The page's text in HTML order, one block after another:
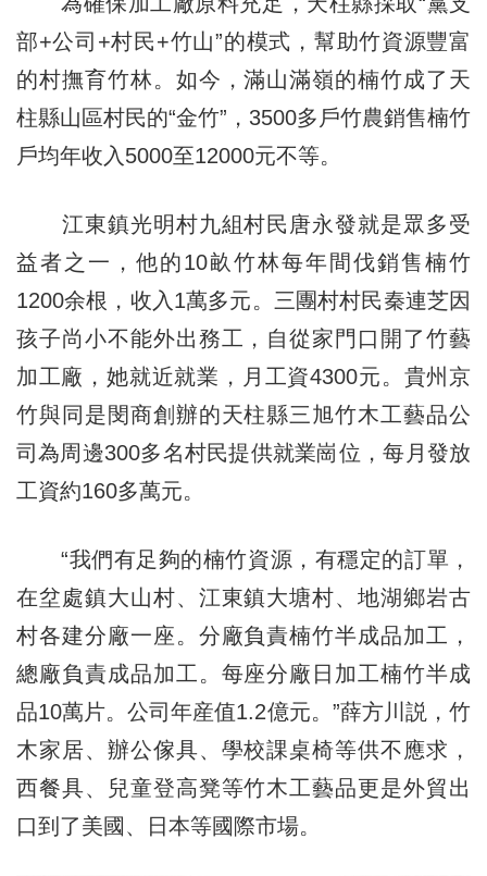
部+公司+村民+竹山”的模式，幫助竹資源豐富
的村撫育竹林。如今，滿山滿嶺的楠竹成了天
柱縣山區村民的“金竹”，3500多戶竹農銷售楠竹
戶均年收入5000至12000元不等。
江東鎮光明村九組村民唐永發就是眾多受
益者之一，他的10畝竹林每年間伐銷售楠竹
1200余根，收入1萬多元。三團村村民秦連芝因
孩子尚小不能外出務工，自從家門口開了竹藝
加工廠，她就近就業，月工資4300元。貴州京
竹與同是閔商創辦的天柱縣三旭竹木工藝品公
司為周邊300多名村民提供就業崗位，每月發放
工資約160多萬元。
“我們有足夠的楠竹資源，有穩定的訂單，
在坌處鎮大山村、江東鎮大塘村、地湖鄉岩古
村各建分廠一座。分廠負責楠竹半成品加工，
總廠負責成品加工。每座分廠日加工楠竹半成
品10萬片。公司年産值1.2億元。”薛方川説，竹
木家居、辦公傢具、學校課桌椅等供不應求，
西餐具、兒童登高凳等竹木工藝品更是外貿出
口到了美國、日本等國際市場。